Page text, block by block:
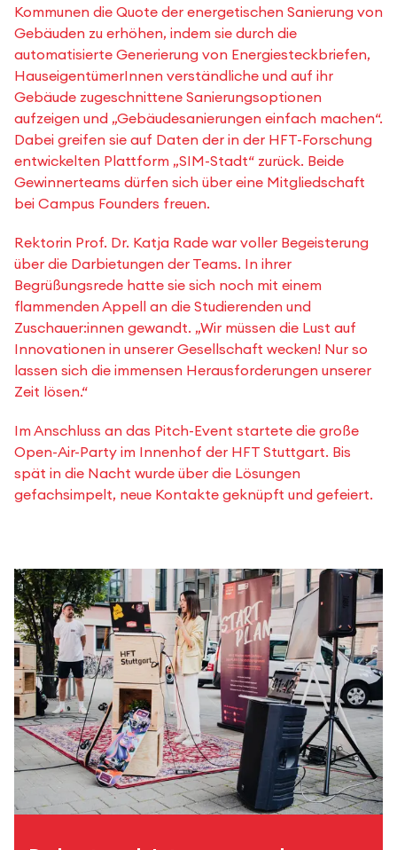
Kommunen die Quote der energetischen Sanierung von
Gebäuden zu erhöhen, indem sie durch die
automatisierte Generierung von Energiesteckbriefen,
HauseigentümerInnen verständliche und auf ihr
Gebäude zugeschnittene Sanierungsoptionen
aufzeigen und „Gebäudesanierungen einfach machen“.
Dabei greifen sie auf Daten der in der HFT-Forschung
entwickelten Plattform „SIM-Stadt“ zurück. Beide
Gewinnerteams dürfen sich über eine Mitgliedschaft
bei Campus Founders freuen.
Rektorin Prof. Dr. Katja Rade war voller Begeisterung
über die Darbietungen der Teams. In ihrer
Begrüßungsrede hatte sie sich noch mit einem
flammenden Appell an die Studierenden und
Zuschauer:innen gewandt. „Wir müssen die Lust auf
Innovationen in unserer Gesellschaft wecken! Nur so
lassen sich die immensen Herausforderungen unserer
Zeit lösen.“
Im Anschluss an das Pitch-Event startete die große
Open-Air-Party im Innenhof der HFT Stuttgart. Bis
spät in die Nacht wurde über die Lösungen
gefachsimpelt, neue Kontakte geknüpft und gefeiert.